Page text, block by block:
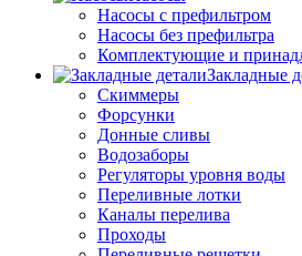
Насосы с префильтром
Насосы без префильтра
Комплектующие и
Закладные
Скиммеры
Форсунки
Донные сливы
Водозаборы
Регуляторы уровня воды
Переливные лотки
Каналы перелива
Проходы